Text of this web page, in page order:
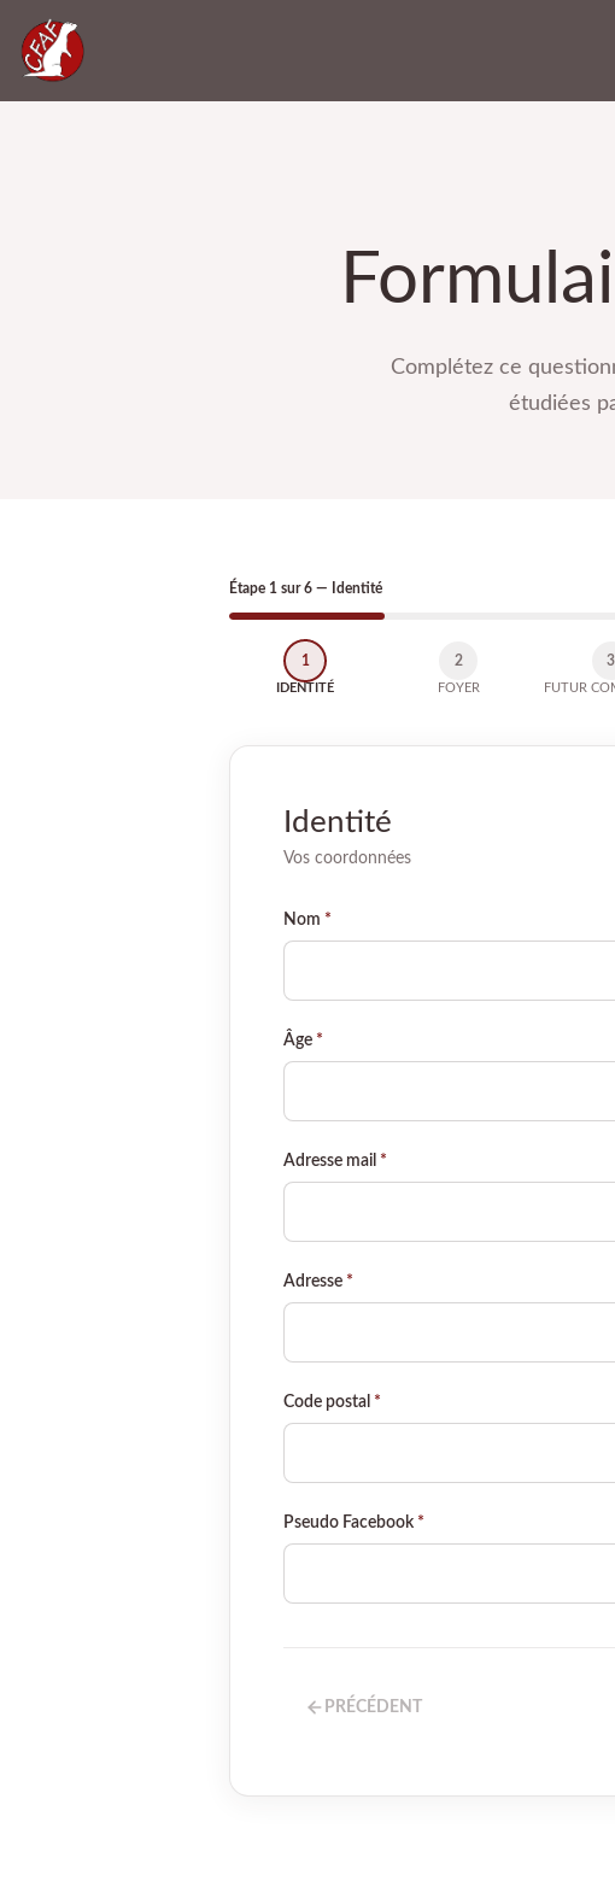
Complétez ce
étudiées
Étape 1 sur 6 — Identité
1
IDENTITÉ
2
FOYER
3
FUTUR
Identité
Vos coordonnées
Nom *
Âge *
Adresse mail *
Adresse *
Code postal *
Pseudo Facebook *
PRÉCÉDENT